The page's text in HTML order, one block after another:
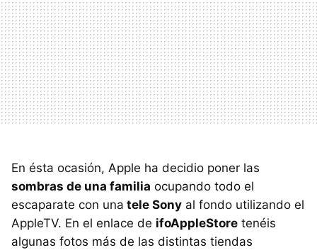
En ésta ocasión, Apple ha decidio poner las
sombras de una familia ocupando todo el
escaparate con una tele Sony al fondo utilizando el
AppleTV. En el enlace de ifoAppleStore tenéis
algunas fotos más de las distintas tiendas